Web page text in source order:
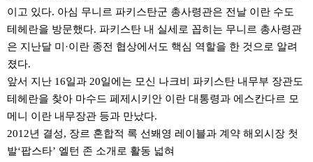
이고 있다. 아심 무니르 파키스탄군 총사령관은 전날 이란 수도
테헤란을 방문했다. 파키스탄 내 실세로 꼽히는 무니르 총사령관
은 지난달 미·이란 종전 협상에서도 핵심 역할을 한 것으로 알려
졌다.
앞서 지난 16일과 20일에는 모신 나크비 파키스탄 내무부 장관도
테헤란을 찾아 마수드 페제시키안 이란 대통령과 에스칸다르 모
메니 이란 내무장관 등과 만났다.
2012년 결성, 장르 혼합적 록 선봬영 레이블과 계약 해외시장 첫
발‘팝스타’ 엘턴 존 소개로 활동 넓혀